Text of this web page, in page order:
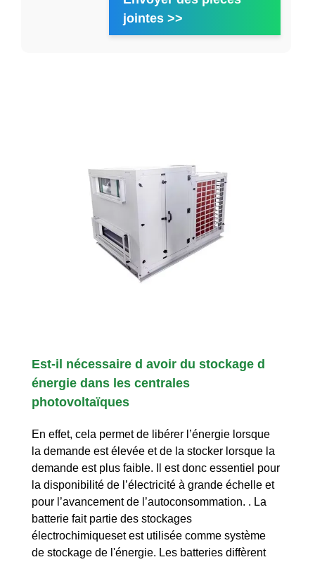
jointes >>
Est-il nécessaire d avoir du stockage d
énergie dans les centrales
photovoltaïques
En effet, cela permet de libérer l’énergie lorsque
la demande est élevée et de la stocker lorsque la
demande est plus faible. Il est donc essentiel pour
la disponibilité de l’électricité à grande échelle et
pour l’avancement de l’autoconsommation. . La
batterie fait partie des stockages
électrochimiqueset est utilisée comme système
de stockage de l'énergie. Les batteries diffèrent